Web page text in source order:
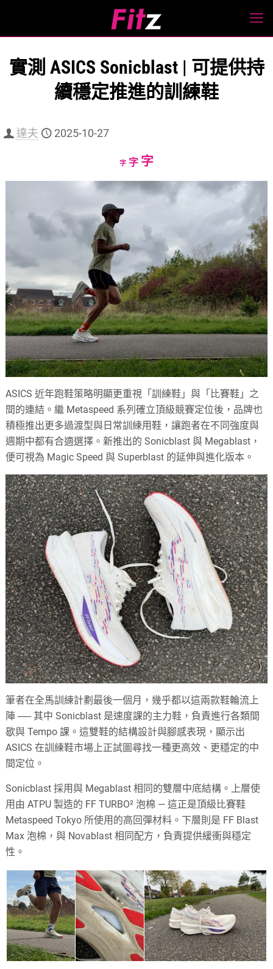
實測 ASICS Sonicblast | 可提供持
續穩定推進的訓練鞋
達夫 2025-10-27
字Decrease
size.
字Reset
size.
字Increase
size.
ASICS 近年跑鞋策略明顯更重視「訓練鞋」與「比賽鞋」之
間的連結。繼 Metaspeed 系列確立頂級競賽定位後，品牌也
積極推出更多過渡型與日常訓練用鞋，讓跑者在不同強度與
週期中都有合適選擇。新推出的 Sonicblast 與 Megablast，
便可視為 Magic Speed 與 Superblast 的延伸與進化版本。
筆者在全馬訓練計劃最後一個月，幾乎都以這兩款鞋輪流上
陣 ── 其中 Sonicblast 是速度課的主力鞋，負責進行各類間
歇與 Tempo 課。這雙鞋的結構設計與腳感表現，顯示出
ASICS 在訓練鞋市場上正試圖尋找一種更高效、更穩定的中
間定位。
Sonicblast 採用與 Megablast 相同的雙層中底結構。上層使
用由 ATPU 製造的 FF TURBO² 泡棉 — 這正是頂級比賽鞋
Metaspeed Tokyo 所使用的高回彈材料。下層則是 FF Blast
Max 泡棉，與 Novablast 相同配方，負責提供緩衝與穩定
性。